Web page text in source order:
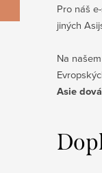
Pro náš
jiných
Na
Asie